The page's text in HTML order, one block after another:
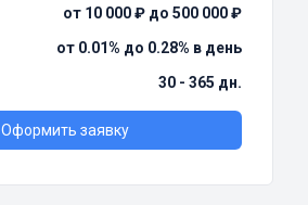
от 10 000 ₽ до 500 000 ₽
от 0.01% до 0.28% в день
30 - 365 дн.
Оформить заявку